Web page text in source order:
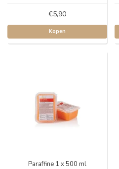
€5,90
Kopen
Paraffine 1 x 500 ml